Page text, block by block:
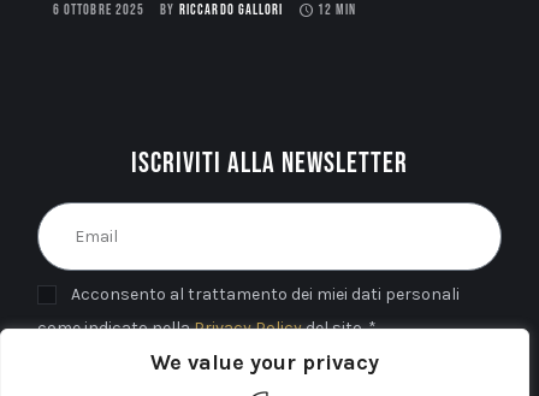
We value your privacy
6 OTTOBRE 2025 BY RICCARDO GALLORI 12 MIN
Iscriviti alla newsletter
Acconsento al trattamento dei miei dati personali
come indicato nellaPrivacy Policydel sito. *